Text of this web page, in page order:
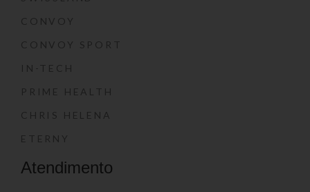
CONVOY
CONVOY SPORT
IN-TECH
PRIME HEALTH
CHRIS HELENA
ETERNY
Atendimento